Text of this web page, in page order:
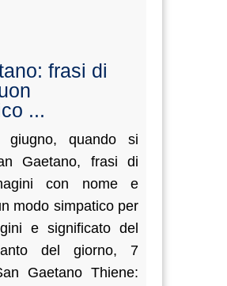
frasi di
...
quando si
Gaetano, frasi di
con nome e
modo simpatico per
e significato del
del giorno, 7
Gaetano Thiene: